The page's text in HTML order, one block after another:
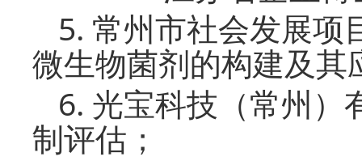
5. 常州市社会发展项
微生物菌剂的构建及其
6. 光宝科技（常州）
制评估；